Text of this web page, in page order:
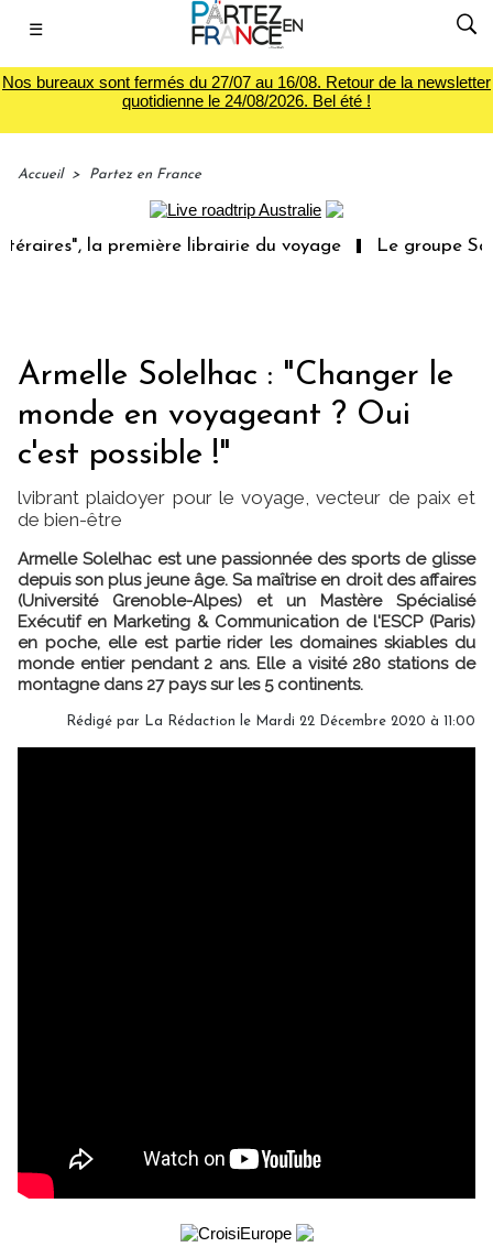
☰
Nos bureaux sont fermés du 27/07 au 16/08. Retour de la newsletter
quotidienne le 24/08/2026. Bel été !
Accueil > Partez en France
la première librairie du voyage Le groupe Sainte-
Armelle Solelhac : "Changer le
monde en voyageant ? Oui
c'est possible !"
lvibrant plaidoyer pour le voyage, vecteur de paix et
de bien-être
Armelle Solelhac est une passionnée des sports de glisse
depuis son plus jeune âge. Sa maîtrise en droit des affaires
(Université Grenoble-Alpes) et un Mastère Spécialisé
Exécutif en Marketing & Communication de l'ESCP (Paris)
en poche, elle est partie rider les domaines skiables du
monde entier pendant 2 ans. Elle a visité 280 stations de
montagne dans 27 pays sur les 5 continents.
Rédigé par La Rédaction le Mardi 22 Décembre 2020 à 11:00